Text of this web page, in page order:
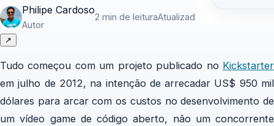
Philipe Cardoso
Autor
2 min de leituraAtualizado em 10/06/2013
↗
Tudo começou com um projeto publicado no Kickstarter
em julho de 2012, na intenção de arrecadar US$ 950 mil
dólares para arcar com os custos no desenvolvimento de
um vídeo game de código aberto, não um concorrente